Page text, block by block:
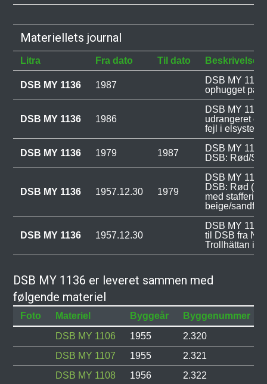
Materiellets journal
Litra Fra dato Til dato Beskrivelse
DSB MY 1136 1987
DSB MY
ophugget på
DSB MY 1136 1986
DSB MY
udrangeret
fejl i
DSB MY 1136 1979 1987
DSB MY
DSB: Rød/
DSB MY 1136 1957.12.30 1979
DSB MY
DSB: Rød
med
beige/
DSB MY 1136 1957.12.30
DSB MY
til DSB fra
Trollhättan i
DSB MY 1136 er leveret sammen med
følgende materiel
Foto Materiel Byggeår Byggenummer
DSB MY 1106
1955 2.320
DSB MY 1107
1955 2.321
DSB MY 1108
1956 2.322